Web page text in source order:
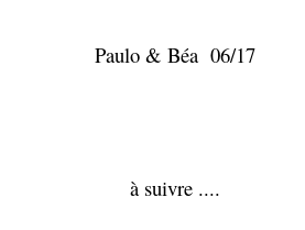
Paulo & Béa 06/17
à suivre ....